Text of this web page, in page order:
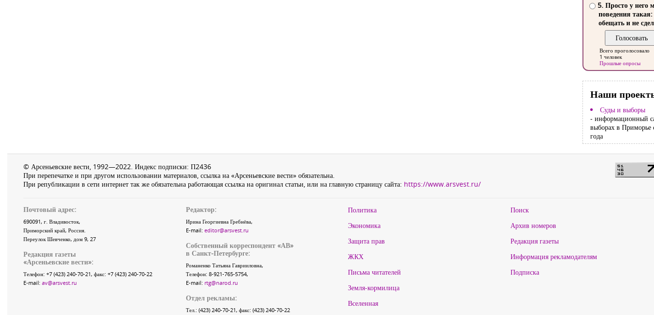
5. Просто у него
поведения такая:
обещать и не
Всего проголосовало
1 человек
Прошлые опросы
Наши
Суды и выборы
- информационный
выборах в Приморье
года
© Арсеньевские вести, 1992—2022. Индекс подписки: П2436
При перепечатке и при другом использовании материалов, ссылка на «Арсеньевские вести» обязательна.
При републикации в сети интернет так же обязательна работающая ссылка на оригинал статьи, или на главную страницу сайта: https://www.arsvest.ru/
Почтовый адрес:
690091, г. Владивосток,
Приморский край, Россия.
Переулок Шевченко, дом 9, 27
Редакция газеты
«Арсеньевские вести»:
Телефон: +7 (423) 240-70-21, факс: +7 (423) 240-70-22
E-mail: av@arsvest.ru
Редактор:
Ирина Георгиевна Гребнёва,
E-mail: editor@arsvest.ru
Собственный корреспондент «АВ»
в Санкт-Петербурге:
Романенко Татьяна Гаврииловна,
Телефон: 8-921-765-5754,
E-mail: rtg@narod.ru
Отдел рекламы:
Тел.: (423) 240-70-21, факс: (423) 240-70-22
Политика
Экономика
Защита прав
ЖКХ
Письма читателей
Земля-кормилица
Вселенная
Поиск
Архив номеров
Редакция газеты
Информация рекламодателям
Подписка